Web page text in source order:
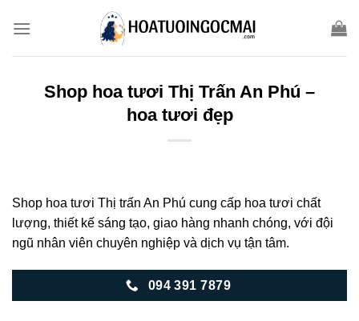
Shop hoa tươi Thị Trấn An Phú –
hoa tươi đẹp
Shop hoa tươi Thị trấn An Phú cung cấp hoa tươi chất
lượng, thiết kế sáng tạo, giao hàng nhanh chóng, với đội
ngũ nhân viên chuyên nghiệp và dịch vụ tận tâm.
094 391 7879